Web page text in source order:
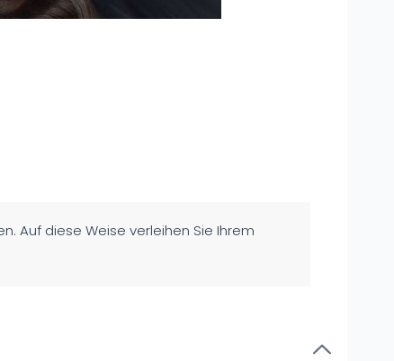
Auf diese Weise verleihen Sie Ihrem